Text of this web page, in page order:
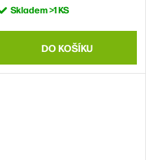
Skladem>1 KS
DO KOŠÍKU